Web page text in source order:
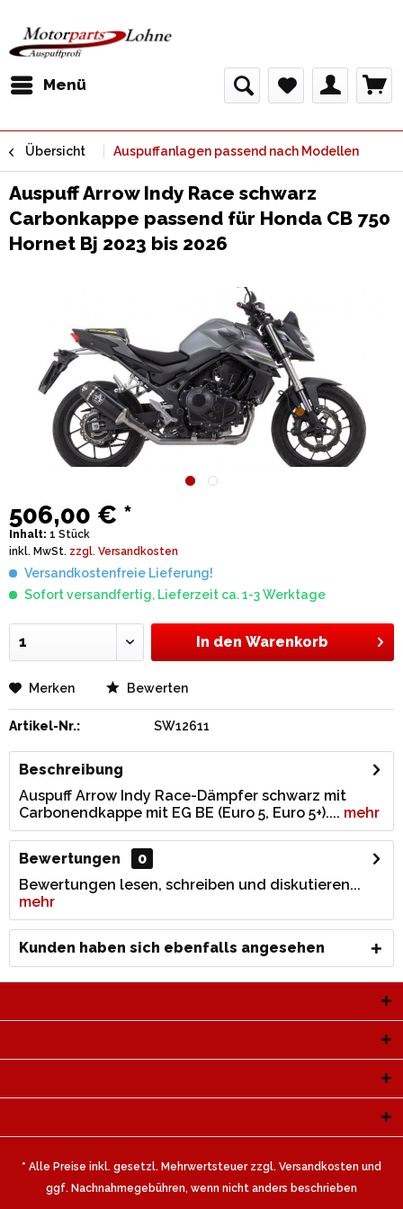
Menü
Übersicht Auspuffanlagen passend nach Modellen
Auspuff Arrow Indy Race schwarz
Carbonkappe passend für Honda CB 750
Hornet Bj 2023 bis 2026
506,00 € *
Inhalt: 1 Stück
inkl. MwSt. zzgl. Versandkosten
Versandkostenfreie Lieferung!
Sofort versandfertig, Lieferzeit ca. 1-3 Werktage
In den Warenkorb
Merken Bewerten
Artikel-Nr.: SW12611
Beschreibung
Auspuff Arrow Indy Race-Dämpfer schwarz mit
Carbonendkappe mit EG BE (Euro 5, Euro 5+).... mehr
Bewertungen
0
Bewertungen lesen, schreiben und diskutieren...
mehr
Kunden haben sich ebenfalls angesehen
* Alle Preise inkl. gesetzl. Mehrwertsteuer zzgl. Versandkosten und
ggf. Nachnahmegebühren, wenn nicht anders beschrieben